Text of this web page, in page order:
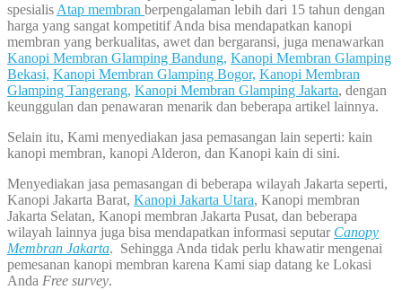
spesialis Atap membran berpengalaman lebih dari 15 tahun dengan
harga yang sangat kompetitif Anda bisa mendapatkan kanopi
membran yang berkualitas, awet dan bergaransi, juga menawarkan
Kanopi Membran Glamping Bandung, Kanopi Membran Glamping
Bekasi, Kanopi Membran Glamping Bogor, Kanopi Membran
Glamping Tangerang, Kanopi Membran Glamping Jakarta, dengan
keunggulan dan penawaran menarik dan beberapa artikel lainnya.
Selain itu, Kami menyediakan jasa pemasangan lain seperti: kain
kanopi membran, kanopi Alderon, dan Kanopi kain di sini.
Menyediakan jasa pemasangan di beberapa wilayah Jakarta seperti,
Kanopi Jakarta Barat, Kanopi Jakarta Utara, Kanopi membran
Jakarta Selatan, Kanopi membran Jakarta Pusat, dan beberapa
wilayah lainnya juga bisa mendapatkan informasi seputar Canopy
Membran Jakarta. Sehingga Anda tidak perlu khawatir mengenai
pemesanan kanopi membran karena Kami siap datang ke Lokasi
Anda Free survey.